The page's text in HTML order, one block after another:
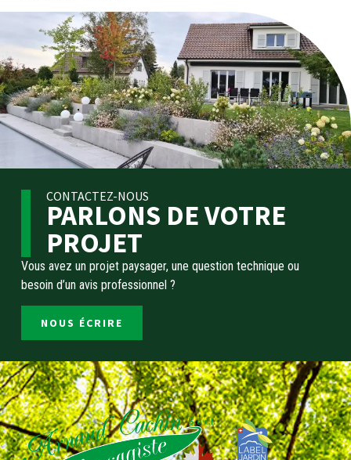
CONTACTEZ-NOUS
PARLONS DE VOTRE
PROJET
Vous avez un projet paysager, une question technique ou
besoin d’un avis professionnel ?
NOUS ÉCRIRE